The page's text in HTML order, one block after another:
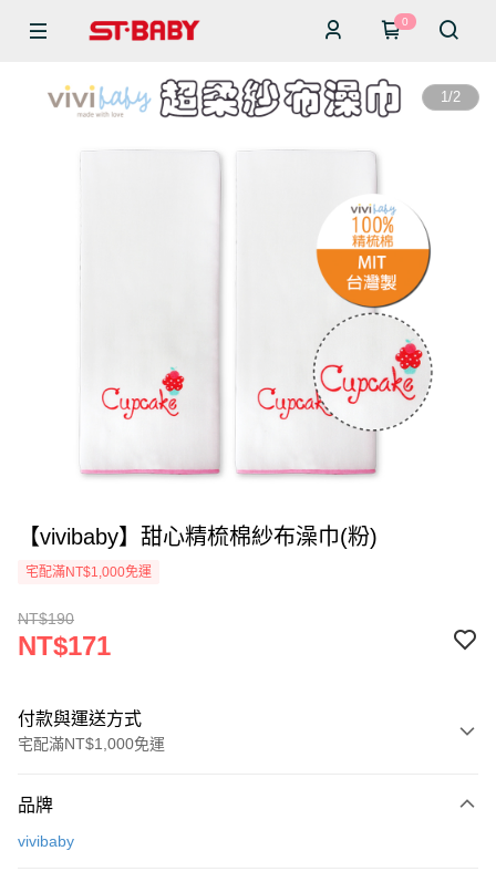
0
1/2
【vivibaby】甜心精梳棉紗布澡巾(粉)
宅配滿NT$1,000免運
NT$190
NT$171
付款與運送方式
宅配滿NT$1,000免運
信用卡一次付款
品牌
vivibaby